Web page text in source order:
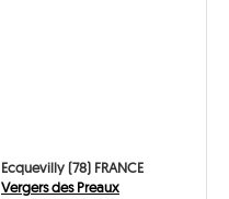
Ecquevilly (78) FRANCE
Vergers des Preaux